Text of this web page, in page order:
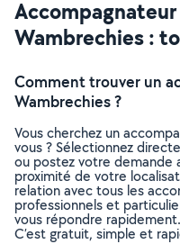
Wambrechies :
Comment trouver un
Wambrechies ?
Vous cherchez un
vous ? Sélectionnez
ou postez votre demande
proximité de votre
relation avec tous les
professionnels et
vous répondre rapidement.
C’est gratuit, simple et